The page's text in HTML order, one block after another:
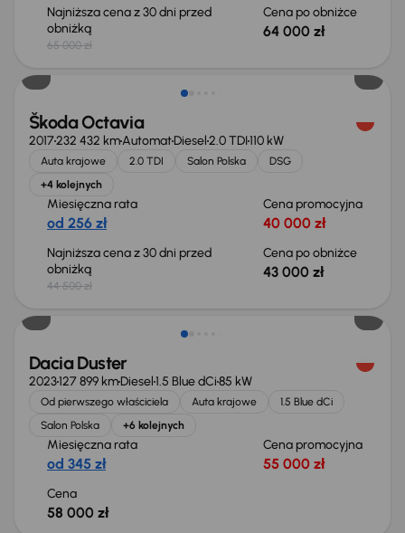
Najniższa cena z 30 dni przed
obniżką
65 000 zł
Cena po obniżce
64 000 zł
Taniej o 1 500 zł
Škoda Octavia
2017232 432 kmAutomatDiesel2.0 TDI110 kW
Auta krajowe 2.0 TDI Salon Polska
DSG
+4 kolejnych
Miesięczna rata
od 256 zł
Cena promocyjna
40 000 zł
Najniższa cena z 30 dni przed
obniżką
44 500 zł
Cena po obniżce
43 000 zł
Możliwość odliczenia VAT
Dacia Duster
2023127 899 kmDiesel1.5 Blue dCi85 kW
Od pierwszego właściciela Auta krajowe
1.5 Blue dCi
Salon Polska
+6 kolejnych
Miesięczna rata
od 345 zł
Cena promocyjna
55 000 zł
Cena
58 000 zł
Taniej o 700 zł